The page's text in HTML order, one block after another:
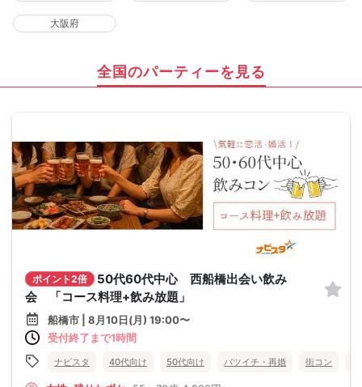
大阪府
全国のパーティーを見る
ポイント2倍
50代60代中心 西船橋出会い飲み
会 「コース料理+飲み放題」
船橋市 | 8月10日(月) 19:00〜
受付終了まで1時間
ナビスタ 40代向け 50代向け バツイチ・再婚 街コン